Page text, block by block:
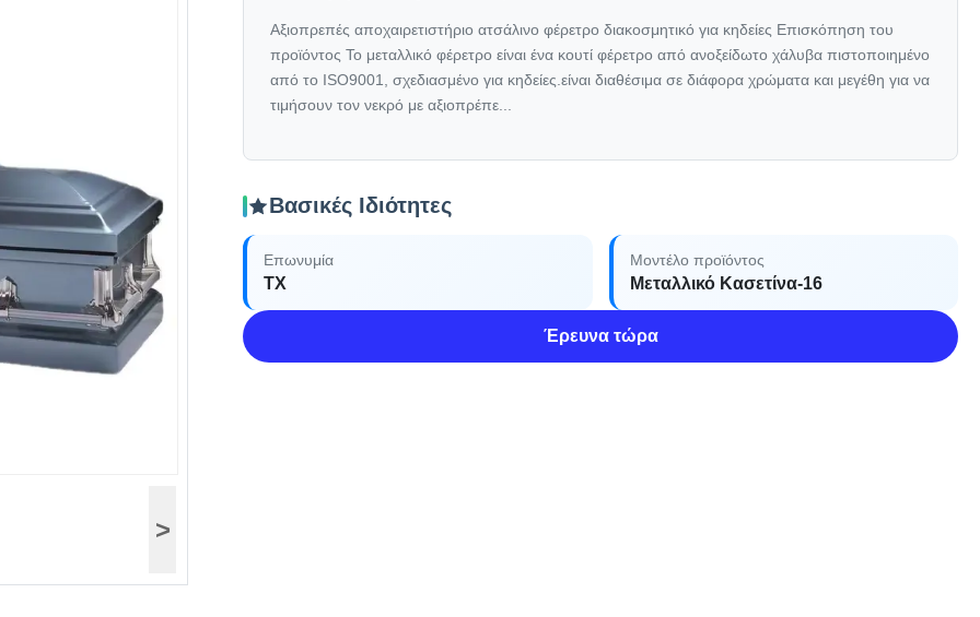
>
Αξιοπρεπές αποχαιρετιστήριο ατσάλινο φέρετρο διακοσμητικό για κηδείες Επισκόπηση του
προϊόντος Το μεταλλικό φέρετρο είναι ένα κουτί φέρετρο από ανοξείδωτο χάλυβα πιστοποιημένο
από το ISO9001, σχεδιασμένο για κηδείες.είναι διαθέσιμα σε διάφορα χρώματα και μεγέθη για να
τιμήσουν τον νεκρό με αξιοπρέπε...
Βασικές Ιδιότητες
Επωνυμία
TX
Μοντέλο προϊόντος
Μεταλλικό Κασετίνα-16
Έρευνα τώρα